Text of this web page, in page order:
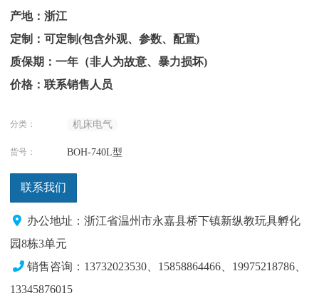
产地：浙江
定制：可定制(包含外观、参数、配置)
质保期：一年（非人为故意、暴力损坏)
价格：联系销售人员
分类： 机床电气
货号： BOH-740L型
联系我们
办公地址：浙江省温州市永嘉县桥下镇新纵教玩具孵化
园8栋3单元
销售咨询：13732023530、15858864466、19975218786、
13345876015